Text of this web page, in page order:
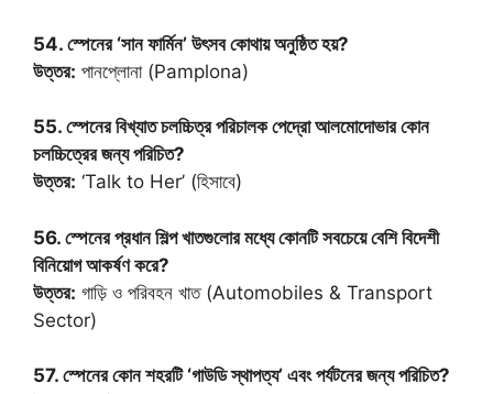
54. স্পেনের ‘সান ফার্মিন’ উৎসব কোথায় অনুষ্ঠিত হয়?
উত্তর: পানপ্লোনা (Pamplona)
55. স্পেনের বিখ্যাত চলচ্চিত্র পরিচালক পেদ্রো আলমোদোভার কোন
চলচ্চিত্রের জন্য পরিচিত?
উত্তর: ‘Talk to Her’ (হিসাবে)
56. স্পেনের প্রধান শিল্প খাতগুলোর মধ্যে কোনটি সবচেয়ে বেশি বিদেশী
বিনিয়োগ আকর্ষণ করে?
উত্তর: গাড়ি ও পরিবহন খাত (Automobiles & Transport
Sector)
57. স্পেনের কোন শহরটি ‘গাউডি স্থাপত্য’ এবং পর্যটনের জন্য পরিচিত?